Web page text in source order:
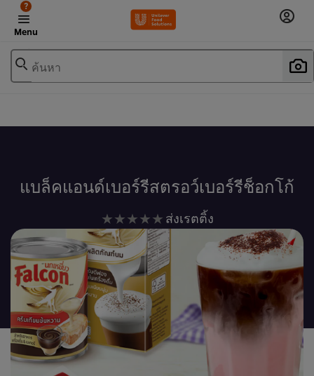
Menu
?
ค้นหา
แบล็คแอนด์เบอร์รีสตรอว์เบอร์รีช็อกโก้
ไม่มี
การ
ให้
คะแนน
สำหรับ
recipe
นี้
ส่งเรตติ้ง